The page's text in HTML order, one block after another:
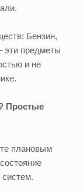
Бензин,
эти предметы
и не
Простые
плановым